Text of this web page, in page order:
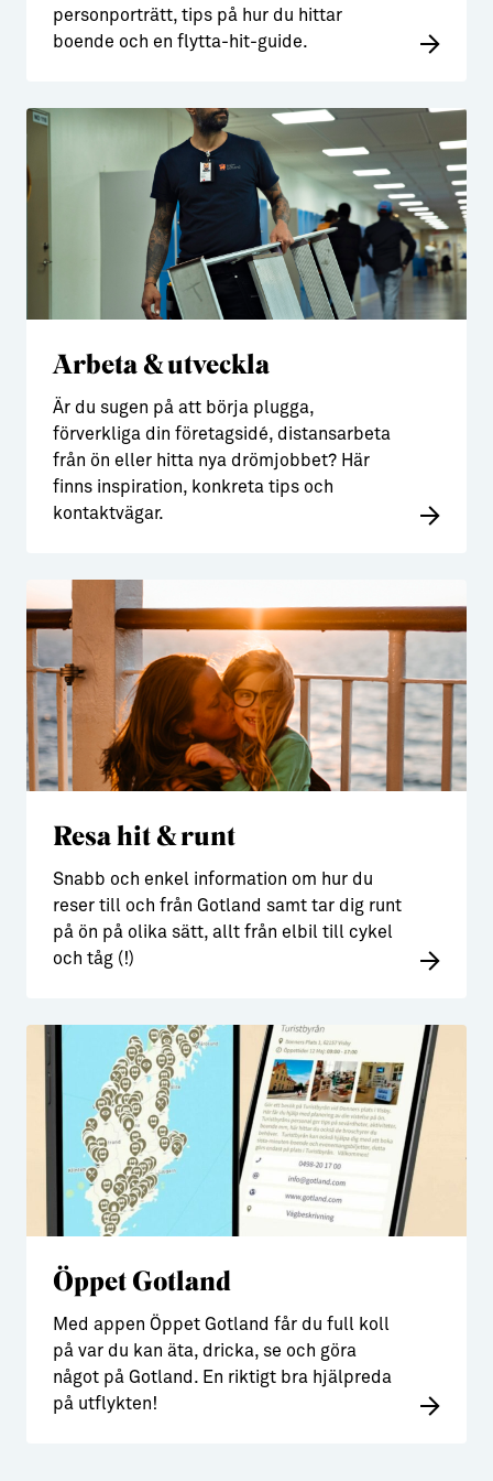
personporträtt, tips på hur du hittar
boende och en flytta-hit-guide.
Arbeta & utveckla
Är du sugen på att börja plugga,
förverkliga din företagsidé, distansarbeta
från ön eller hitta nya drömjobbet? Här
finns inspiration, konkreta tips och
kontaktvägar.
Resa hit & runt
Snabb och enkel information om hur du
reser till och från Gotland samt tar dig runt
på ön på olika sätt, allt från elbil till cykel
och tåg (!)
Öppet Gotland
Med appen Öppet Gotland får du full koll
på var du kan äta, dricka, se och göra
något på Gotland. En riktigt bra hjälpreda
på utflykten!